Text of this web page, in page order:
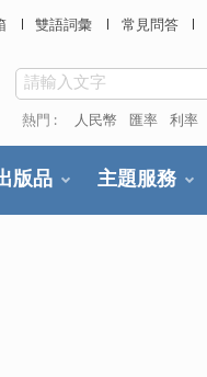
雙語詞彙 常見問答
熱門 : 人民幣 匯率 利率
版品 主題服務